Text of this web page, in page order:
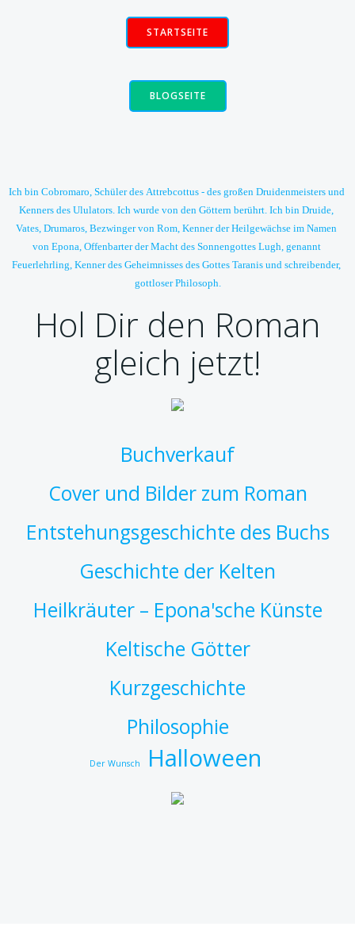
STARTSEITE
BLOGSEITE
Ich bin Cobromaro, Schüler des Attrebcottus - des großen Druidenmeisters und
Kenners des Ululators. Ich wurde von den Göttern berührt. Ich bin Druide,
Vates, Drumaros, Bezwinger von Rom, Kenner der Heilgewächse im Namen
von Epona, Offenbarter der Macht des Sonnengottes Lugh, genannt
Feuerlehrling, Kenner des Geheimnisses des Gottes Taranis und schreibender,
gottloser Philosoph.
Hol Dir den Roman
gleich jetzt!
Buchverkauf
Cover und Bilder zum Roman
Entstehungsgeschichte des Buchs
Geschichte der Kelten
Heilkräuter – Epona'sche Künste
Keltische Götter
Kurzgeschichte
Philosophie
Der Wunsch Halloween